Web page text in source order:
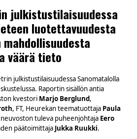
julkistustilaisuudessa
luotettavuudesta
väärä tieto
julkistustilaisuudessa Sanomatalolla
Raportin sisällön antia
kvestori Marjo Berglund,
, FT, Heurekan teematuottaja Paula
neuvoston tuleva puheenjohtaja Eero
päätoimittaja Jukka Ruukki.